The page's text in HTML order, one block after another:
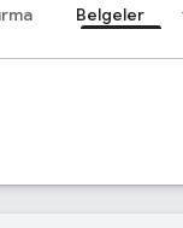
Belgeler